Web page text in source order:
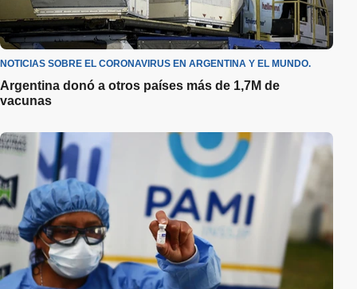
NOTICIAS SOBRE EL CORONAVIRUS EN ARGENTINA Y EL MUNDO.
Argentina donó a otros países más de 1,7M de
vacunas